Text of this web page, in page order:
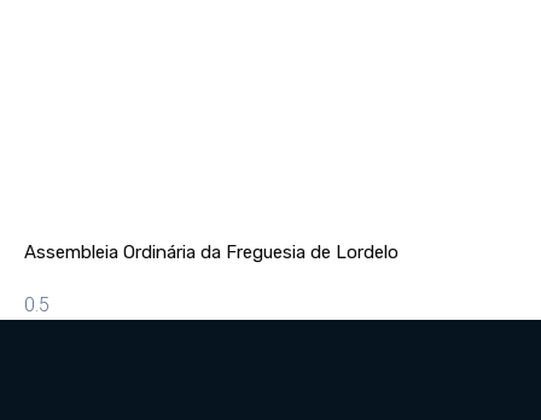
Assembleia Ordinária da Freguesia de Lordelo